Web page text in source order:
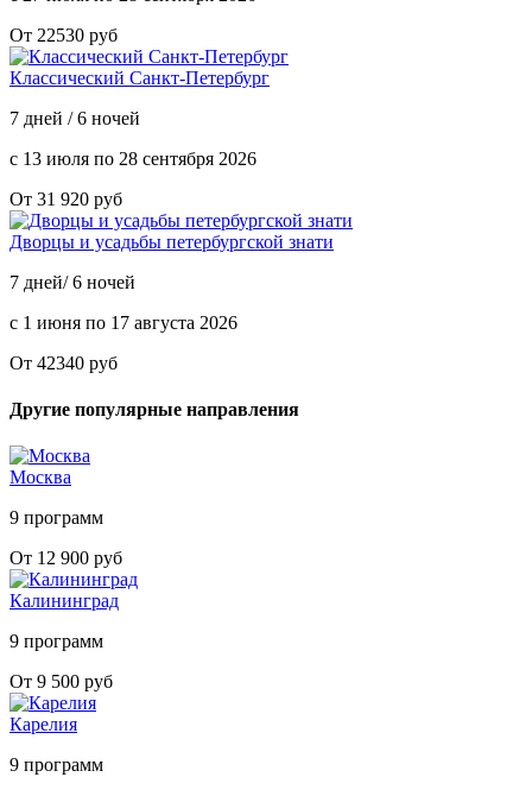
От 22530 руб
Классический Санкт-Петербург
7 дней / 6 ночей
с 13 июля по 28 сентября 2026
От 31 920 руб
Дворцы и усадьбы петербургской знати
7 дней/ 6 ночей
с 1 июня по 17 августа 2026
От 42340 руб
Другие популярные направления
Москва
9 программ
От 12 900 руб
Калининград
9 программ
От 9 500 руб
Карелия
9 программ